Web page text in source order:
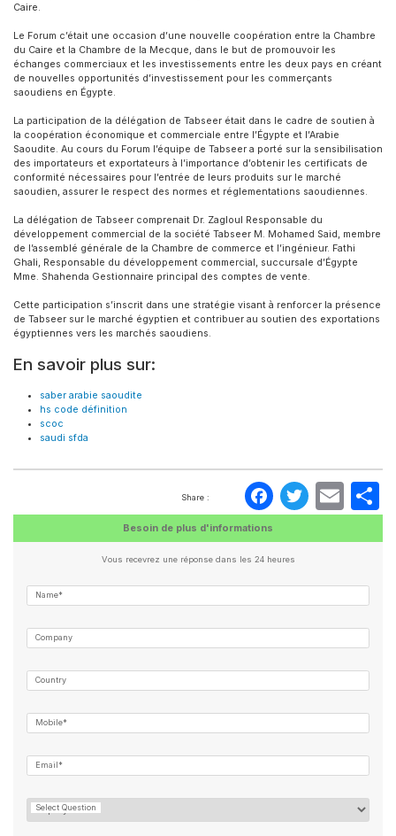
Caire.
Le Forum c’était une occasion d’une nouvelle coopération entre la Chambre
du Caire et la Chambre de la Mecque, dans le but de promouvoir les
échanges commerciaux et les investissements entre les deux pays en créant
de nouvelles opportunités d’investissement pour les commerçants
saoudiens en Égypte.
La participation de la délégation de Tabseer était dans le cadre de soutien à
la coopération économique et commerciale entre l’Égypte et l’Arabie
Saoudite. Au cours du Forum l’équipe de Tabseer a porté sur la sensibilisation
des importateurs et exportateurs à l’importance d’obtenir les certificats de
conformité nécessaires pour l’entrée de leurs produits sur le marché
saoudien, assurer le respect des normes et réglementations saoudiennes.
La délégation de Tabseer comprenait Dr. Zagloul Responsable du
développement commercial de la société Tabseer M. Mohamed Said, membre
de l’assemblé générale de la Chambre de commerce et l’ingénieur. Fathi
Ghali, Responsable du développement commercial, succursale d’Égypte
Mme. Shahenda Gestionnaire principal des comptes de vente.
Cette participation s’inscrit dans une stratégie visant à renforcer la présence
de Tabseer sur le marché égyptien et contribuer au soutien des exportations
égyptiennes vers les marchés saoudiens.
En savoir plus sur:
saber arabie saoudite
hs code définition
scoc
saudi sfda
Share :
Besoin de plus d'informations
Vous recevrez une réponse dans les 24 heures
Name*
Company
Country
Mobile*
Email*
Select Question